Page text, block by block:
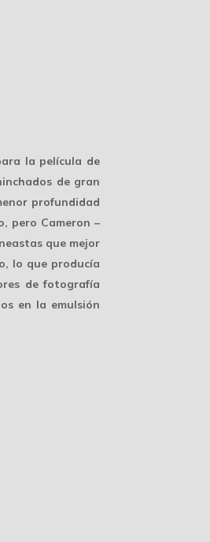
la película de
de gran
profundidad
pero Cameron –
que mejor
lo que producía
de fotografía
en la emulsión